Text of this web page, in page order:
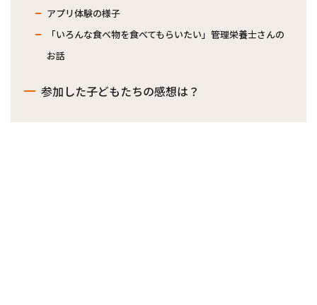
アプリ体験の様子
「いろんな食べ物を食べてもらいたい」管理栄養士さんの
お話
参加した子どもたちの感想は？